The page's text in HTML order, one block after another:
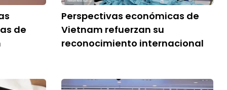
de
Perspectivas económicas de
Vietnam refuerzan su
reconocimiento internacional